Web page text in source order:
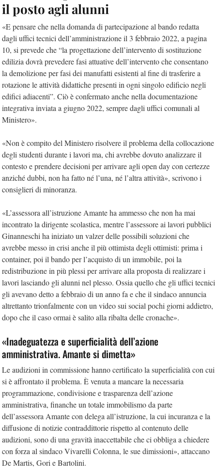
il posto agli alunni
«E pensare che nella domanda di partecipazione al bando redatta
dagli uffici tecnici dell’amministrazione il 3 febbraio 2022, a pagina
10, si prevede che “la progettazione dell’intervento di sostituzione
edilizia dovrà prevedere fasi attuative dell’intervento che consentano
la demolizione per fasi dei manufatti esistenti al fine di trasferire a
rotazione le attività didattiche presenti in ogni singolo edificio negli
edifici adiacenti”. Ciò è confermato anche nella documentazione
integrativa inviata a giugno 2022, sempre dagli uffici comunali al
Ministero».
«Non è compito del Ministero risolvere il problema della collocazione
degli studenti durante i lavori ma, chi avrebbe dovuto analizzare il
contesto e prendere decisioni per arrivare agli open day con certezze
anziché dubbi, non ha fatto né l’una, né l’altra attività», scrivono i
consiglieri di minoranza.
«L’assessora all’istruzione Amante ha ammesso che non ha mai
incontrato la dirigente scolastica, mentre l’assessore ai lavori pubblici
Ginanneschi ha iniziato un valzer delle possibili soluzioni che
avrebbe messo in crisi anche il più ottimista degli ottimisti: prima i
container, poi il bando per l’acquisto di un immobile, poi la
redistribuzione in più plessi per arrivare alla proposta di realizzare i
lavori lasciando gli alunni nel plesso. Ossia quello che gli uffici tecnici
gli avevano detto a febbraio di un anno fa e che il sindaco annuncia
altrettanto trionfalmente con un video sui social pochi giorni addietro,
dopo che il caso ormai è salito alla ribalta delle cronache».
«Inadeguatezza e superficialità dell’azione
amministrativa. Amante si dimetta»
Le audizioni in commissione hanno certificato la superficialità con cui
si è affrontato il problema. È venuta a mancare la necessaria
programmazione, condivisione e trasparenza dell’azione
amministrativa, finanche un totale immobilismo da parte
dell’assessora Amante con delega all’istruzione, la cui incuranza e la
diffusione di notizie contraddittorie rispetto al contenuto delle
audizioni, sono di una gravità inaccettabile che ci obbliga a chiedere
con forza al sindaco Vivarelli Colonna, le sue dimissioni», attaccano
De Martis, Gori e Bartolini.